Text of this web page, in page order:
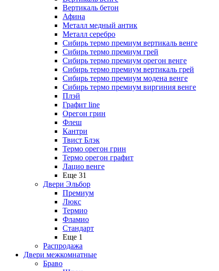
Вертикаль бетон
Афина
Металл медный антик
Металл серебро
Сибирь термо премиум вертикаль венге
Сибирь термо премиум грей
Сибирь термо премиум орегон венге
Сибирь термо премиум вертикаль грей
Сибирь термо премиум модена венге
Сибирь термо премиум виргиния венге
Плэй
Графит line
Орегон грин
Флеш
Кантри
Твист Блэк
Термо орегон грин
Термо орегон графит
Лацио венге
Еще 31
Двери Эльбор
Премиум
Люкс
Термио
Фламио
Стандарт
Еще 1
Распродажа
Двери межкомнатные
Браво